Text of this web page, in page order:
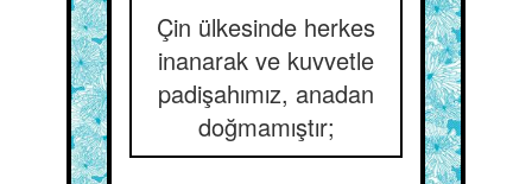
Çin ülkesinde herkes
inanarak ve kuvvetle
padişahımız, anadan
doğmamıştır;